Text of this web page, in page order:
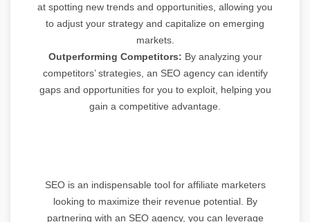
at spotting new trends and opportunities, allowing you
to adjust your strategy and capitalize on emerging
markets.
Outperforming Competitors: By analyzing your
competitors’ strategies, an SEO agency can identify
gaps and opportunities for you to exploit, helping you
gain a competitive advantage.
SEO is an indispensable tool for affiliate marketers
looking to maximize their revenue potential. By
partnering with an SEO agency, you can leverage